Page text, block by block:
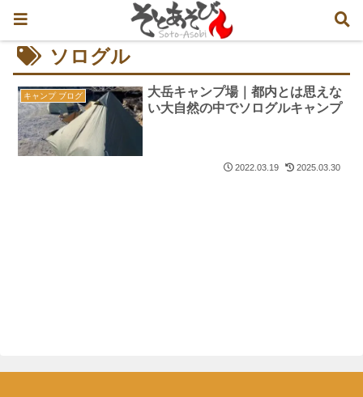
ソログル
キャンプ ブログ
大岳キャンプ場｜都内とは思えな
い大自然の中でソログルキャンプ
2022.03.19 2025.03.30